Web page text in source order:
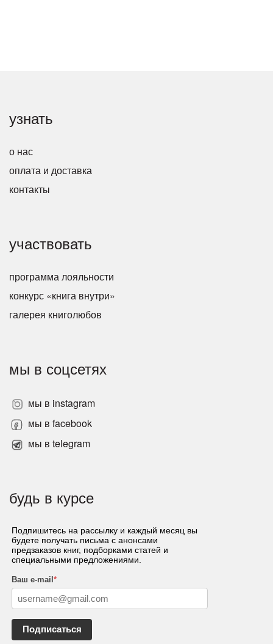
узнать
о нас
оплата и доставка
контакты
участвовать
программа лояльности
конкурс «книга внутри»
галерея книголюбов
мы в соцсетях
мы в instagram
мы в facebook
мы в telegram
будь в курсе
Подпишитесь на рассылку и каждый месяц вы
будете получать письма с анонсами
предзаказов книг, подборками статей и
специальными предложениями.
Ваш e-mail *
Подписаться